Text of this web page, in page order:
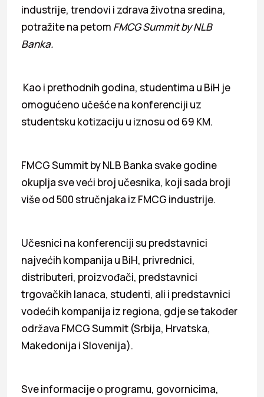
industrije, trendovi i zdrava životna sredina,
potražite na petom FMCG Summit by NLB
Banka.
Kao i prethodnih godina, studentima u BiH je
omogućeno učešće na konferenciji uz
studentsku kotizaciju u iznosu od 69 KM.
FMCG Summit by NLB Banka svake godine
okuplja sve veći broj učesnika, koji sada broji
više od 500 stručnjaka iz FMCG industrije.
Učesnici na konferenciji su predstavnici
najvećih kompanija u BiH, privrednici,
distributeri, proizvođači, predstavnici
trgovačkih lanaca, studenti, ali i predstavnici
vodećih kompanija iz regiona, gdje se također
održava FMCG Summit (Srbija, Hrvatska,
Makedonija i Slovenija).
Sve informacije o programu, govornicima,